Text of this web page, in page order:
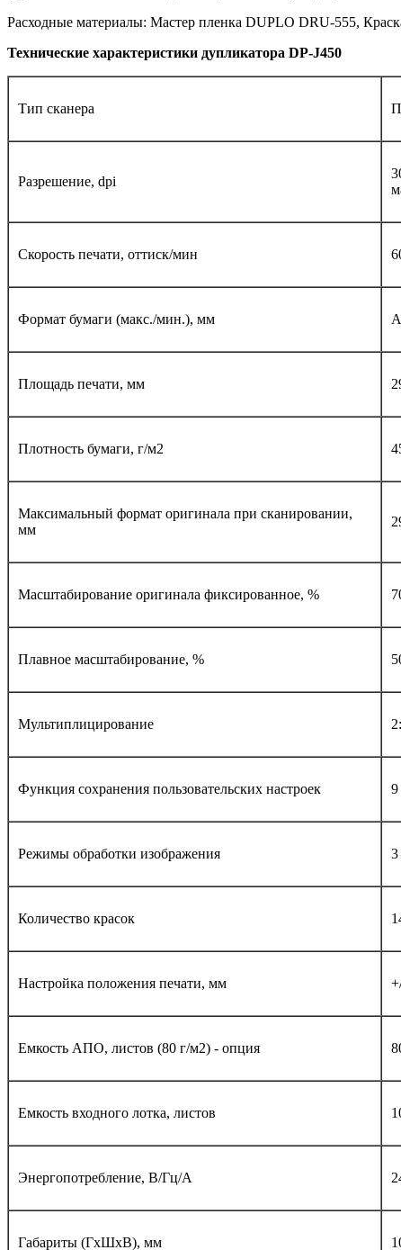
Расходные материалы: Мастер пленка DUPLO DRU-555,
Технические характеристики дупликатора DP-J450
Тип сканера
Разрешение, dpi
Скорость печати, оттиск/мин
Формат бумаги (макс./мин.), мм
Площадь печати, мм
Плотность бумаги, г/м2
Максимальный формат оригинала при сканировании,
мм
Масштабирование оригинала фиксированное, %
Плавное масштабирование, %
Мультиплицирование
Функция сохранения пользовательских настроек 9
Режимы обработки изображения 3
Количество красок
Настройка положения печати, мм
Емкость АПО, листов (80 г/м2) - опция
Емкость входного лотка, листов
Энергопотребление, В/Гц/А
Габариты (ГхШхВ), мм